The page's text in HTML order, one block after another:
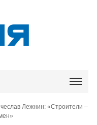
Лежнин: «Строители –